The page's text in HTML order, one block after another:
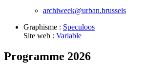
archiweek@urban.brussels
Graphisme : Speculoos
Site web : Variable
Programme 2026